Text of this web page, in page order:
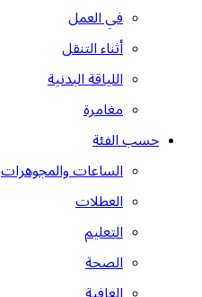
في العمل
أثناء التنقل
اللياقة البدنية
مغامرة
حسب الفئة
الساعات والمجوهرات
العطلات
التعليم
الصحة